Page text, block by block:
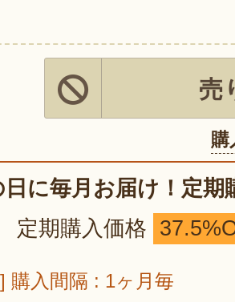
売
購
日に毎月お届け！定期
定期購入価格
購入間隔 : 1ヶ月毎